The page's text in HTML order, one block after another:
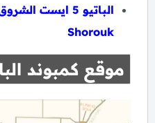
Shorouk
موقع كمبوند